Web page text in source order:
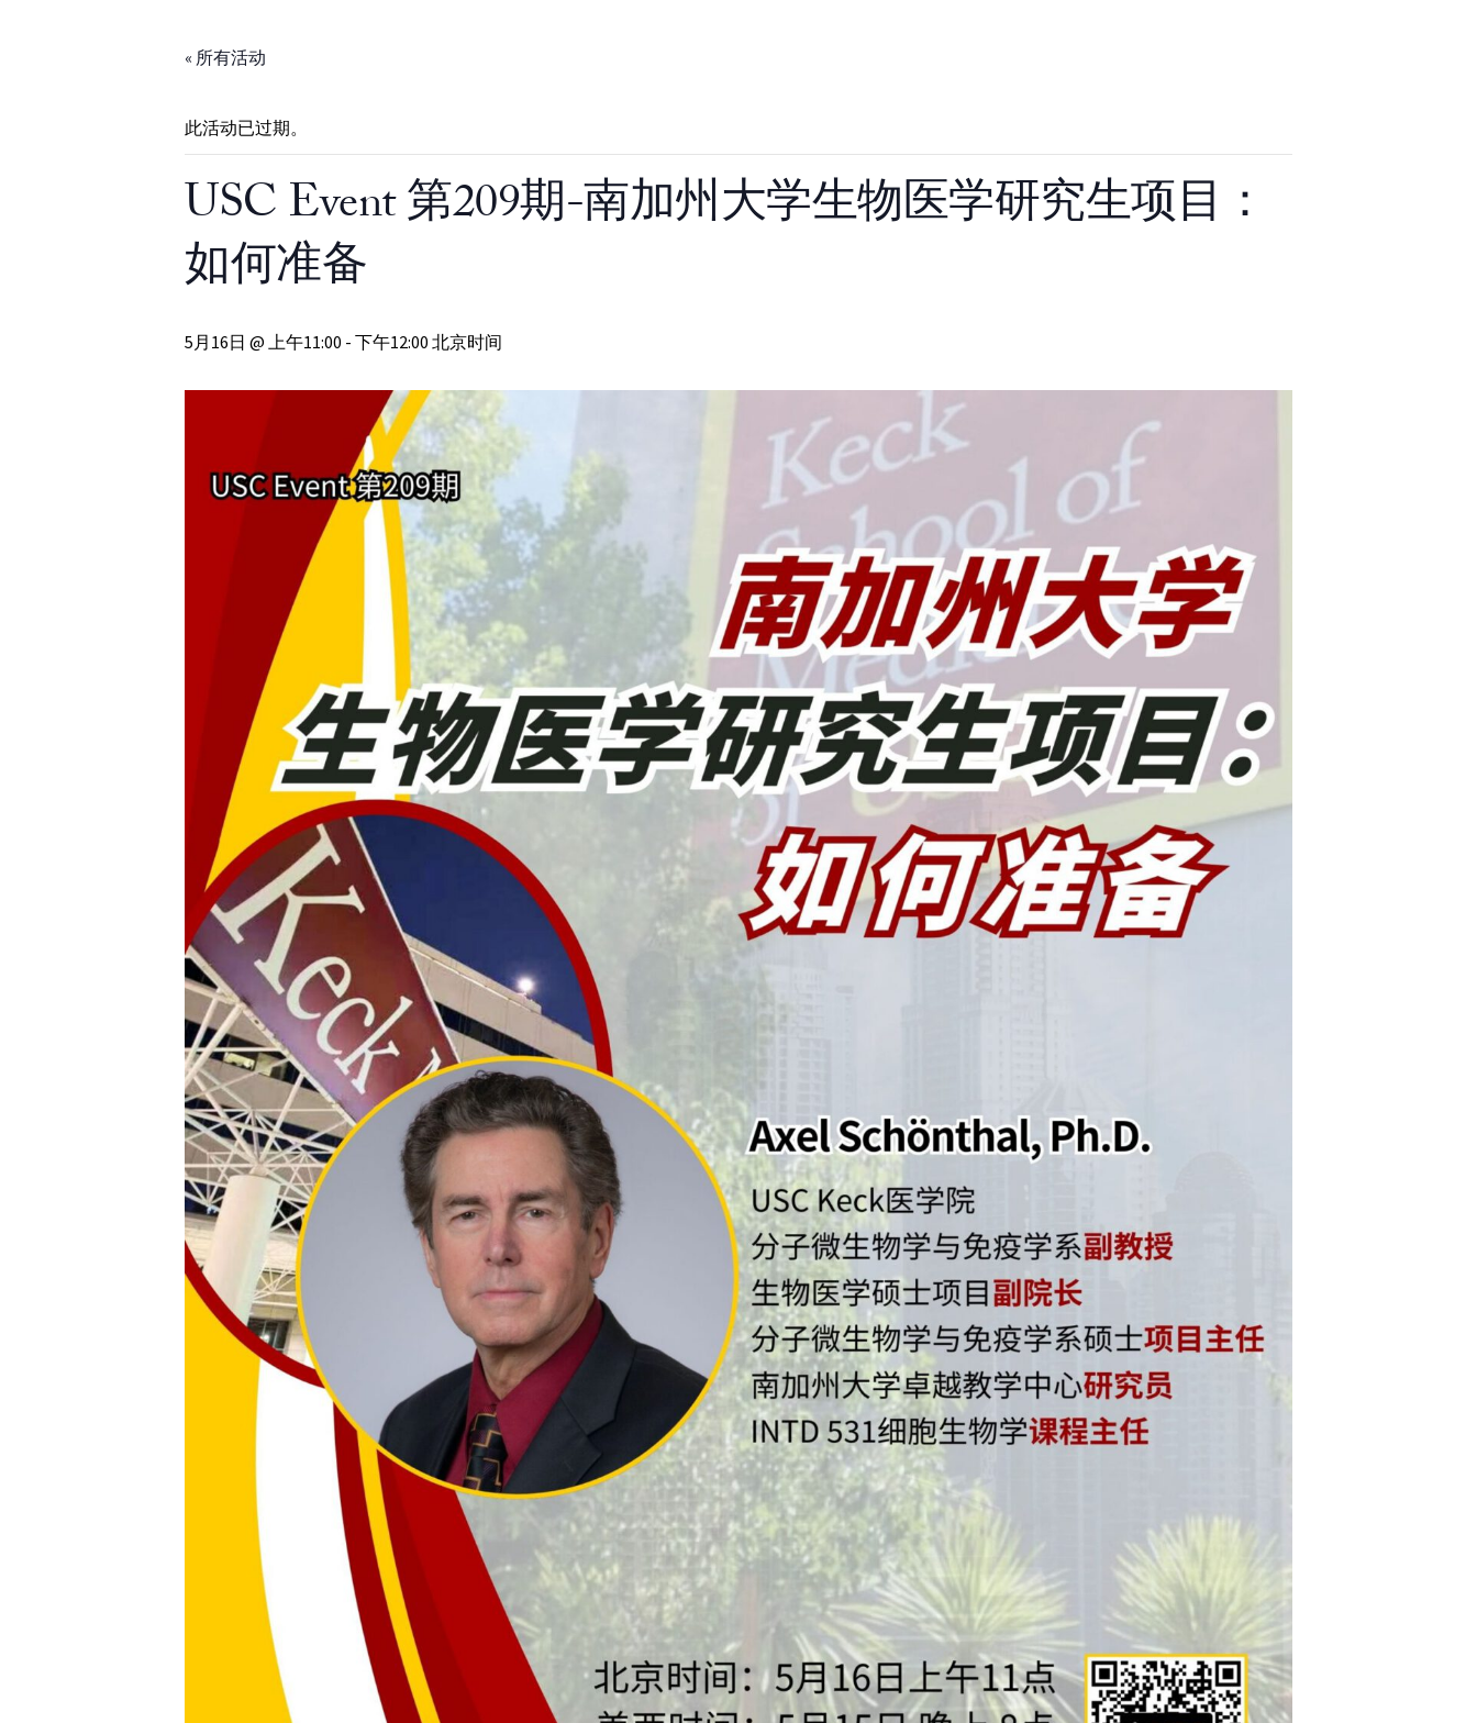
« 所有活动
此活动已过期。
USC Event 第209期-南加州大学生物医学研究生项目：
如何准备
5月16日 @ 上午11:00 - 下午12:00 北京时间